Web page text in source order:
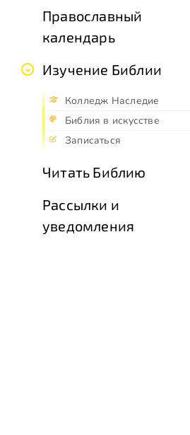
Православный
календарь
Изучение Библии
Колледж Наследие
Библия в искусстве
Записаться
Читать Библию
Рассылки и
уведомления